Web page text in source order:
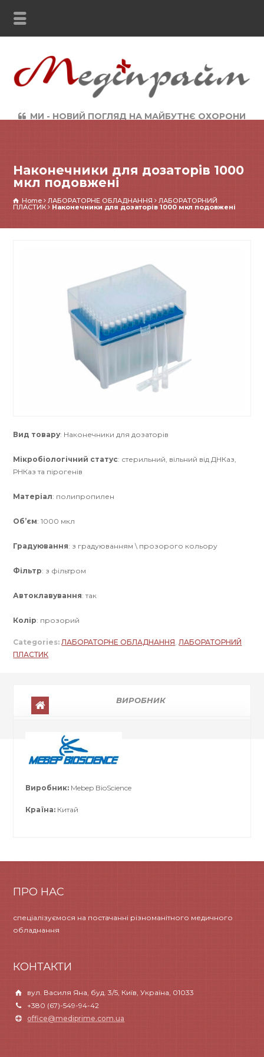
МИ - НОВИЙ ПОГЛЯД НА МАЙБУТНЄ ОХОРОНИ
Наконечники для дозаторів 1000
мкл подовжені
Home ЛАБОРАТОРНЕ ОБЛАДНАННЯ ЛАБОРАТОРНИЙ
ПЛАСТИК Наконечники для дозаторів 1000 мкл подовжені
Вид товару: Наконечники для дозаторів
Мікробіологічний статус: стерильний, вільний від ДНКаз,
РНКаз та пірогенів
Матеріал: полипропилен
Об’єм: 1000 мкл
Градуювання: з градуюванням \ прозорого кольору
Фільтр: з фільтром
Автоклавування: так
Колір: прозорий
Categories: ЛАБОРАТОРНЕ ОБЛАДНАННЯ ,ЛАБОРАТОРНИЙ
ПЛАСТИК
ВИРОБНИК
Виробник: Mebep BioScience
Країна: Китай
ПРО НАС
спеціалізуємося на постачанні різноманітного медичного
обладнання
КОНТАКТИ
вул. Василя Яна, буд. 3/5, Київ, Україна, 01033
+380 (67)-549-94-42
office@mediprime.com.ua